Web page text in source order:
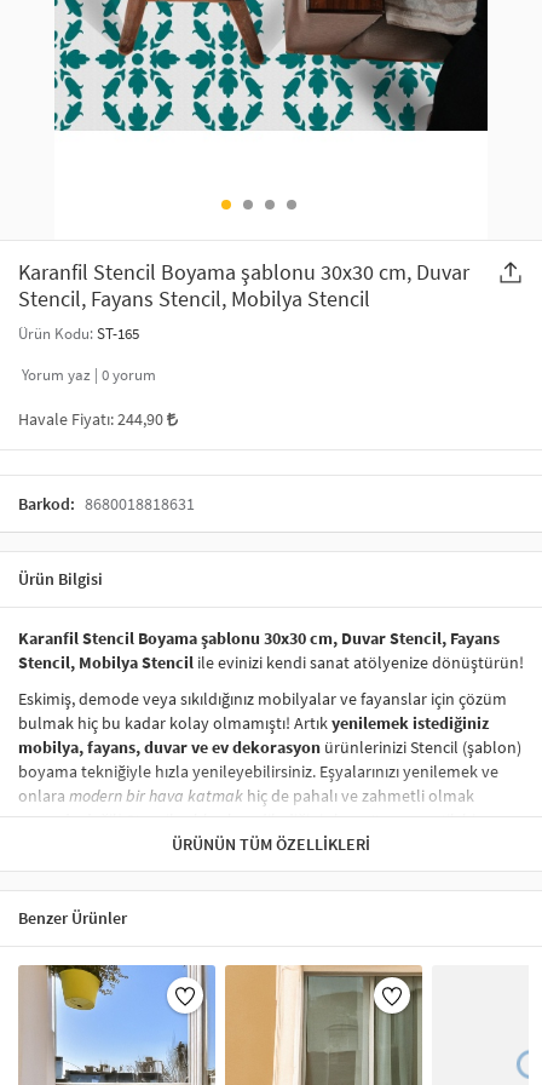
SAÇ AKSESUARLARI
GELİN / DÜĞÜN AKSESUARLARI
TELEFON ASKISI
ŞAL VE FULAR
ODA KOKUSU VE MUM
PARTİ SÜSLERİ
YILBAŞI ÜRÜNLERİ
KULLAN AT TABAK BARDAK SETİ
Karanfil Stencil Boyama şablonu 30x30 cm, Duvar
Stencil, Fayans Stencil, Mobilya Stencil
Ürün Kodu:ST-165
Yorum yaz | 0yorum
Havale Fiyatı:244,90
Barkod: 8680018818631
Ürün Bilgisi
Karanfil Stencil Boyama şablonu 30x30 cm, Duvar Stencil, Fayans
Stencil, Mobilya Stencil ile evinizi kendi sanat atölyenize dönüştürün!
Eskimiş, demode veya sıkıldığınız mobilyalar ve fayanslar için çözüm
bulmak hiç bu kadar kolay olmamıştı! Artıkyenilemek istediğiniz
mobilya, fayans, duvar ve ev dekorasyon ürünlerinizi Stencil (şablon)
boyama tekniğiyle hızla yenileyebilirsiniz. Eşyalarınızı yenilemek ve
onlara modern bir hava katmak hiç de pahalı ve zahmetli olmak
zorunda değil! Stencil şablonları, dilediğiniz her yüzeye pratik bir
desen uygulamanızısağlar ve mobilyalarınızın, duvarlarınızın,
kumaşlarınızın görünümünü anında değiştirebilir.
Çocuğunuzun dolabına, mutfak fayanslarına,
kumaşlara bile bant yardımıyla sabitleyip, istediğiniz renklerle
boyama yapabilirsiniz. Evinizi,kişisel zevkinizle özelleştirebilir, stencil
boyama seti ile yaratıcı projeler gerçekleştirebilirsiniz.El işi ve ev
dekorasyonu
sevenler için stencil, kolayca uygulanabilecek eğlenceli
ve etkili bir aktivitedir.
Stencil Boyamatekniği, her türlü yüzeyde rahatlıkla kullanılabilir.
ÜRÜNÜN TÜM ÖZELLIKLERI
Benzer Ürünler